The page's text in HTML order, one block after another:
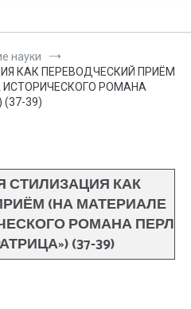
науки
КАК ПЕРЕВОДЧЕСКИЙ ПРИЁМ
РОМАНА
39)
СТИЛИЗАЦИЯ КАК
(НА МАТЕРИАЛЕ
РОМАНА ПЕРЛ
(37-39)